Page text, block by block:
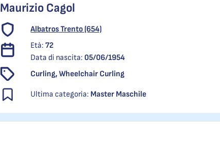
Maurizio Cagol
Albatros Trento (654)
Età:72
Data di nascita:05/06/1954
Curling, Wheelchair Curling
Ultima categoria: Master Maschile